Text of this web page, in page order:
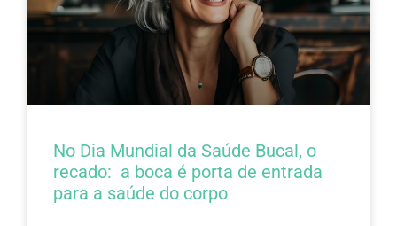
No Dia Mundial da Saúde Bucal, o
recado: a boca é porta de entrada
para a saúde do corpo